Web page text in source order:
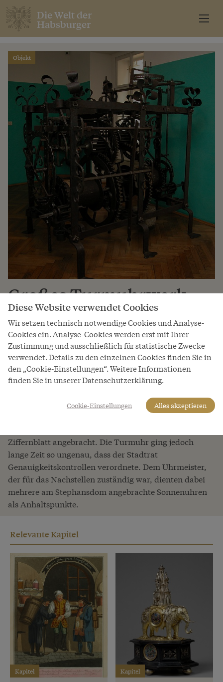
Die Welt der
Habsburger
Objekt
Großes Turmuhrwerk
von St. Stephan oder:
Korrekte Zeitangaben
sind schwierig
1699
700 Kilogramm. Zu Beginn des 15. Jahrhunderts wurde
erstmals von einer mechanischen Räderuhr am Dom
Ziffernblatt angebracht. Die Turmuhr ging jedoch
lange Zeit so ungenau, dass der Stadtrat
Genauigkeitskontrollen verordnete. Dem Uhrmeister,
der für das Nachstellen zuständig war, dienten dabei
mehrere am Stephansdom angebrachte Sonnenuhren
als Anhaltspunkte.
Relevante Kapitel
Kapitel Kapitel
Diese Website verwendet Cookies
Wir setzen technisch notwendige Cookies und Analyse-
Cookies ein. Analyse-Cookies werden erst mit Ihrer
Zustimmung und ausschließlich für statistische Zwecke
verwendet. Details zu den einzelnen Cookies finden Sie in
den „Cookie-Einstellungen“. Weitere Informationen
finden Sie in unserer Datenschutzerklärung.
Cookie-Einstellungen Alles akzeptieren